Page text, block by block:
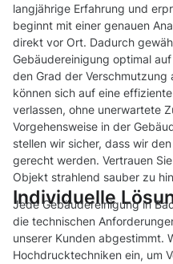
langjährige Erfahrung und
beginnt mit einer genauen
direkt vor Ort. Dadurch
Gebäudereinigung optimal
den Grad der
können sich auf eine
verlassen, ohne unerwartete
Vorgehensweise in der
stellen wir sicher, dass wir
gerecht werden. Vertrauen
Objekt strahlend sauber zu
Individuelle
Jede Gebäudereinigung in
die technischen
unserer Kunden abgestimmt.
Hochdrucktechniken ein, um